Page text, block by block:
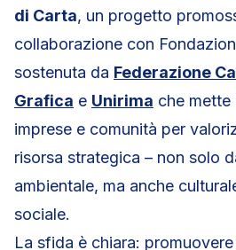
di Carta, un progetto
collaborazione con
sostenuta da Federazione
Grafica e Unirima che mette
imprese e comunità per
risorsa strategica – non solo
ambientale, ma anche
sociale.
La sfida è chiara: